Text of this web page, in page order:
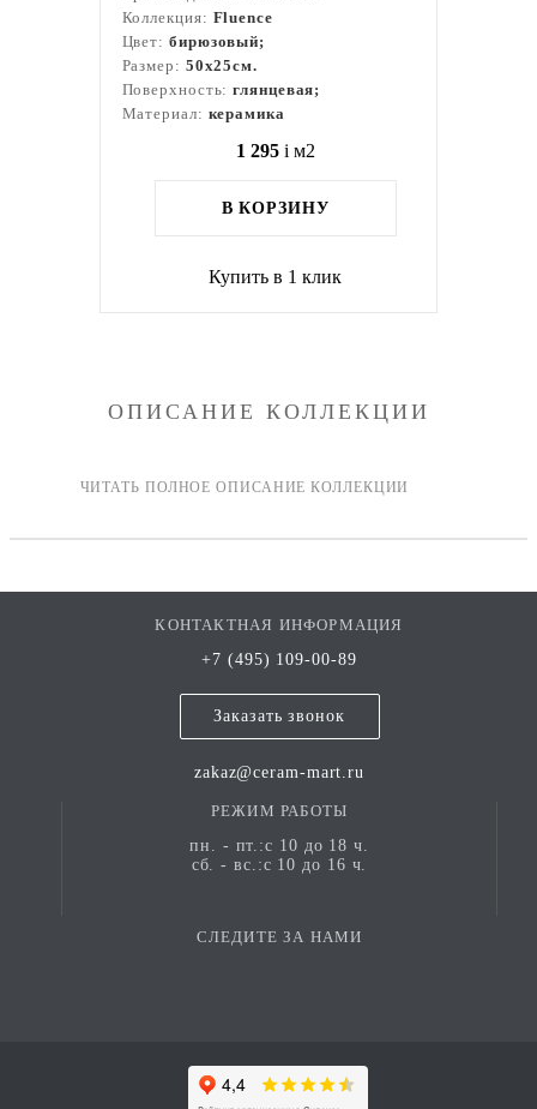
Коллекция: Fluence
Цвет: бирюзовый;
Размер: 50x25см.
Поверхность:глянцевая;
Материал: керамика
1 295 i м2
В КОРЗИНУ
Купить в 1 клик
ОПИСАНИЕ КОЛЛЕКЦИИ
КОНТАКТНАЯ ИНФОРМАЦИЯ
+7 (495) 109-00-89
Заказать звонок
zakaz@ceram-mart.ru
РЕЖИМ РАБОТЫ
пн. - пт.:с 10 до 18 ч.
сб. - вс.:с 10 до 16 ч.
СЛЕДИТЕ ЗА НАМИ